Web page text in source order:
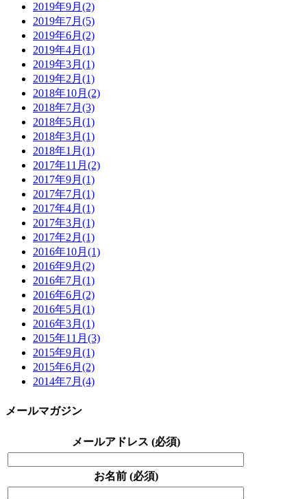
2019年9月(2)
2019年7月(5)
2019年6月(2)
2019年4月(1)
2019年3月(1)
2019年2月(1)
2018年10月(2)
2018年7月(3)
2018年5月(1)
2018年3月(1)
2018年1月(1)
2017年11月(2)
2017年9月(1)
2017年7月(1)
2017年4月(1)
2017年3月(1)
2017年2月(1)
2016年10月(1)
2016年9月(2)
2016年7月(1)
2016年6月(2)
2016年5月(1)
2016年3月(1)
2015年11月(3)
2015年9月(1)
2015年6月(2)
2014年7月(4)
メールマガジン
メールアドレス (必須)
お名前 (必須)